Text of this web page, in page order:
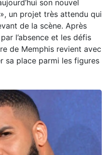
son nouvel
un projet très attendu qui
de la scène. Après
l’absence et les défis
de Memphis revient avec
sa place parmi les figures